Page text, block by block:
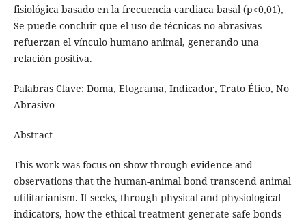
fisiológica basado en la frecuencia cardiaca basal (p<0,01),
Se puede concluir que el uso de técnicas no abrasivas
refuerzan el vínculo humano animal, generando una
relación positiva.
Palabras Clave: Doma, Etograma, Indicador, Trato Ético, No
Abrasivo
Abstract
This work was focus on show through evidence and
observations that the human-animal bond transcend animal
utilitarianism. It seeks, through physical and physiological
indicators, how the ethical treatment generate safe bonds